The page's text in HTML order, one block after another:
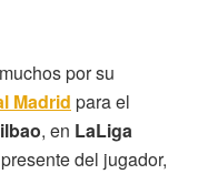
por su
Madrid para el
, en LaLiga
del jugador,